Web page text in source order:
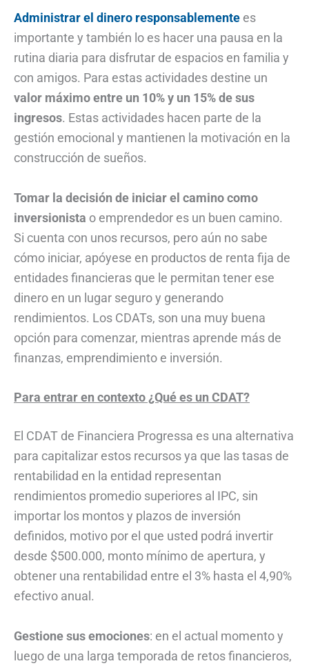
Administrar el dinero responsablemente es
importante y también lo es hacer una pausa en la
rutina diaria para disfrutar de espacios en familia y
con amigos. Para estas actividades destine un
valor máximo entre un 10% y un 15% de sus
ingresos. Estas actividades hacen parte de la
gestión emocional y mantienen la motivación en la
construcción de sueños.
Tomar la decisión de iniciar el camino como
inversionista o emprendedor es un buen camino.
Si cuenta con unos recursos, pero aún no sabe
cómo iniciar, apóyese en productos de renta fija de
entidades financieras que le permitan tener ese
dinero en un lugar seguro y generando
rendimientos. Los CDATs, son una muy buena
opción para comenzar, mientras aprende más de
finanzas, emprendimiento e inversión.
Para entrar en contexto ¿Qué es un CDAT?
El CDAT de Financiera Progressa es una alternativa
para capitalizar estos recursos ya que las tasas de
rentabilidad en la entidad representan
rendimientos promedio superiores al IPC, sin
importar los montos y plazos de inversión
definidos, motivo por el que usted podrá invertir
desde $500.000, monto mínimo de apertura, y
obtener una rentabilidad entre el 3% hasta el 4,90%
efectivo anual.
Gestione sus emociones: en el actual momento y
luego de una larga temporada de retos financieros,